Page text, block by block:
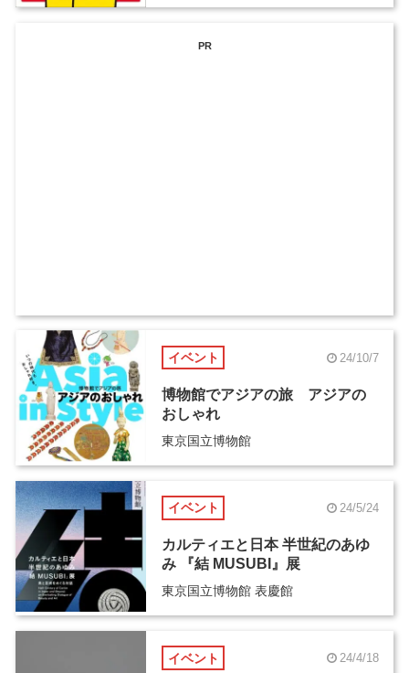
PR
イベント 24/10/7
博物館でアジアの旅 アジアの
おしゃれ
東京国立博物館
イベント 24/5/24
カルティエと日本 半世紀のあゆ
み 『結 MUSUBI』展
東京国立博物館 表慶館
イベント 24/4/18